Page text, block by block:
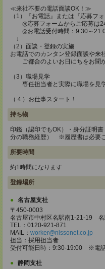
≪来社不要の電話面談OK！≫
（1）『お電話』または『応募フ
◎応募フォームからご応募は24
◎お電話受付時間：9:30～
↓
（2）面談・登録の実施
お電話でのカンタン登録面談や来
ご都合のよいお日にちをお聞か
（3）職場見学
専任担当者と実際に職場を見学
（４）お仕事スタート！
持ち物
印鑑（認印でもOK）・身分証明
分の職務経歴） ※履歴書は必要
所要時間
約1時間になります
登録場所
名古屋支社
〒450-0003
名古屋市中村区名駅南1-21-19 名
TEL：0120-921-871
MAIL： worker@nissonet.co.jp
担当：採用担当者
受付可能日時：9:30-19:00 ※電
静岡支社